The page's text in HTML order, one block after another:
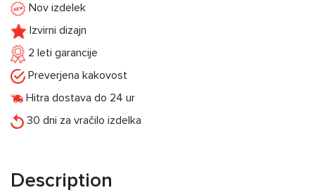
Nov izdelek
Izvirni dizajn
2 leti garancije
Preverjena kakovost
Hitra dostava do 24 ur
30 dni za vračilo izdelka
Description